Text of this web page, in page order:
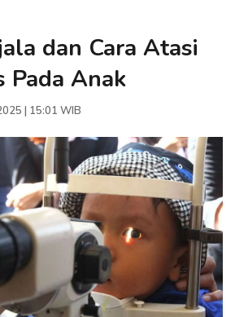
dan Cara Atasi
Pada Anak
| 15:01 WIB